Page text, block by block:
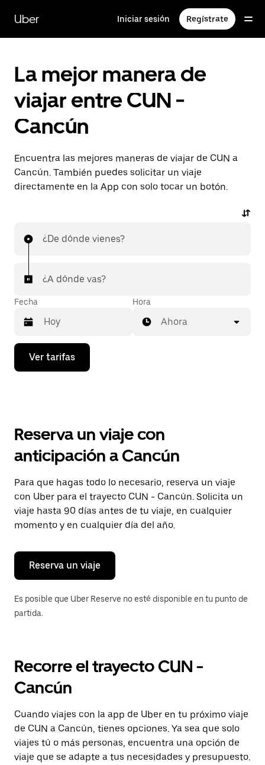
contenido
principal
Uber Iniciar sesión Regístrate
La mejor manera de
viajar entre CUN -
Cancún
Encuentra las mejores maneras de viajar de CUN a
Cancún. También puedes solicitar un viaje
directamente en la App con solo tocar un botón.
¿De dónde vienes?
¿A dónde vas?
Fecha
Presiona
flecha
el
y
selecciona
una
fecha.
Presiona
la
tecla Esc
para
el
calendario.
Hora
Ahora
Ver tarifas
Reserva un viaje con
anticipación a Cancún
Para que hagas todo lo necesario, reserva un viaje
con Uber para el trayecto CUN - Cancún. Solicita un
viaje hasta 90 días antes de tu viaje, en cualquier
momento y en cualquier día del año.
Reserva un viaje
Es posible que Uber Reserve no esté disponible en tu punto de
partida.
Recorre el trayecto CUN -
Cancún
Cuando viajes con la app de Uber en tu próximo viaje
de CUN a Cancún, tienes opciones. Ya sea que solo
viajes tú o más personas, encuentra una opción de
viaje que se adapte a tus necesidades y presupuesto.